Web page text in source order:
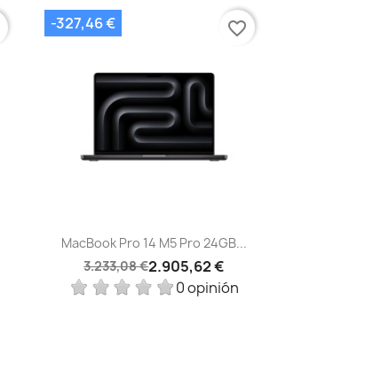
Vista rápida
MacBook Pro 14 M5 Pro 24GB...
3.233,08 €2.905,62 €
0 opinión
-327,46 € favorite_border